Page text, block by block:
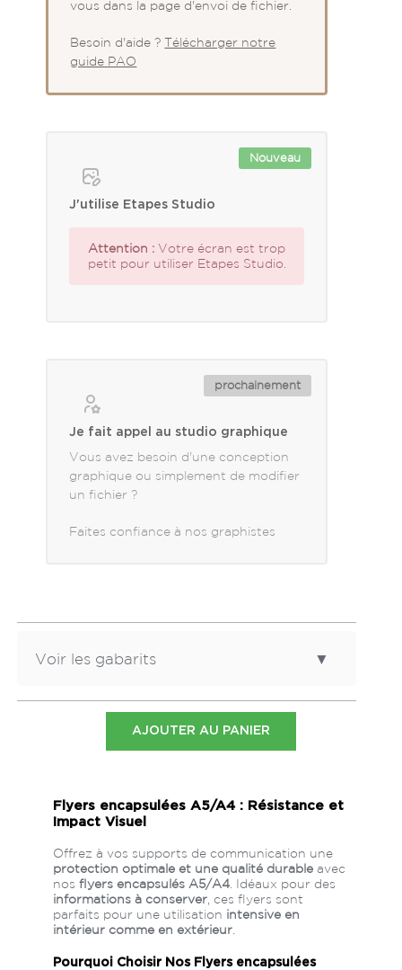
vous dans la page d'envoi de fichier.
Besoin d'aide ?Télécharger notre
guide PAO
Nouveau
J'utilise Etapes Studio
Attention : Votre écran est trop
petit pour utiliser Etapes Studio.
prochainement
Je fait appel au studio graphique
Vous avez besoin d'une conception
graphique ou simplement de modifier
un fichier ?
Faites confiance à nos graphistes
Voir les gabarits ▼
Gabarit
A4 portrait - 21x29.7
A5 paysage -
21x14.8cm
Télécharger le
gabarit
A5 portrait -
gabarit
AJOUTER AU PANIER
Flyers encapsulées A5/A4 : Résistance et
Impact Visuel
Offrez à vos supports de communication une
protection optimale et une qualité durable avec
nosflyers encapsulés A5/A4 . Idéaux pour des
informations à conserver , ces flyers sont
parfaits pour une utilisation intensive en
intérieur comme en extérieur
Pourquoi Choisir Nos Flyers encapsulées